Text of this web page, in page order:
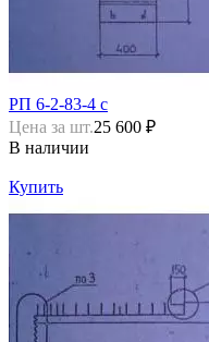
РП 6-2-83-4 с
Цена за шт.25 600 ₽
В наличии
Купить